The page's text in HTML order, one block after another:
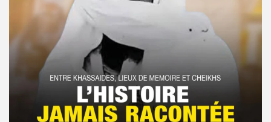
© Copyright 2025, APS